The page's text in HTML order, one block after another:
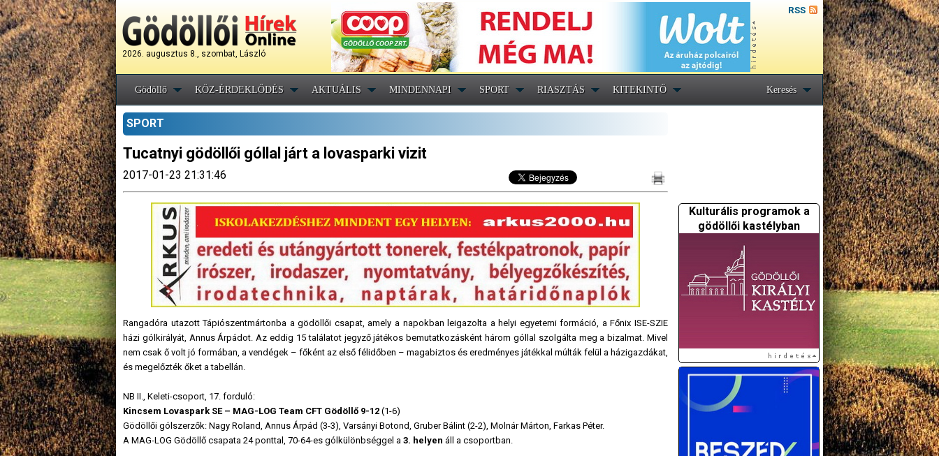
2026. augusztus 8., szombat, László
RSS
Gödöllő KÖZ-ÉRDEKLŐDÉS AKTUÁLIS MINDENNAPI SPORT RIASZTÁS KITEKINTŐ Keresés
SPORT
Tucatnyi gödöllői góllal járt a lovasparki vizit
2017-01-23 21:31:46
Rangadóra utazott Tápiószentmártonba a gödöllői csapat, amely a napokban leigazolta a helyi egyetemi formáció, a Főnix ISE-SZIE
házi gólkirályát, Annus Árpádot. Az eddig 15 találatot jegyző játékos bemutatkozásként három góllal szolgálta meg a bizalmat. Mivel
nem csak ő volt jó formában, a vendégek – főként az első félidőben – magabiztos és eredményes játékkal múlták felül a házigazdákat,
és megelőzték őket a tabellán.
NB II., Keleti-csoport, 17. forduló:
Kincsem Lovaspark SE – MAG-LOG Team CFT Gödöllő 9-12 (1-6)
Gödöllői gólszerzők: Nagy Roland, Annus Árpád (3-3), Varsányi Botond, Gruber Bálint (2-2), Molnár Márton, Farkas Péter.
A MAG-LOG Gödöllő csapata 24 ponttal, 70-64-es gólkülönbséggel a 3. helyen áll a csoportban.
Kulturális programok a
gödöllői kastélyban